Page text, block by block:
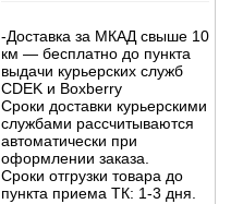
-Доставка за МКАД свыше 10
км — бесплатно до пункта
выдачи курьерских служб
CDEK и Boxberry
Сроки доставки курьерскими
службами рассчитываются
автоматически при
оформлении заказа.
Сроки отгрузки товара до
пункта приема ТК: 1-3 дня.